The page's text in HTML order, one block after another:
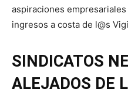
aspiraciones
ingresos a costa de l@s
SINDICATOS
ALEJADOS DE